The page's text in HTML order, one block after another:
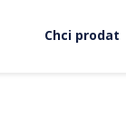
Chci prodat